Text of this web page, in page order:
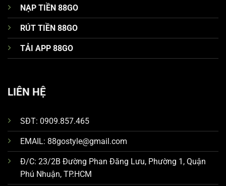
NẠP TIỀN 88GO
RÚT TIỀN 88GO
TẢI APP 88GO
LIÊN HỆ
SĐT: 0909.857.465
EMAIL: 88gostyle@gmail.com
Đ/C: 23/2B Đường Phan Đăng Lưu, Phường 1, Quận
Phú Nhuận, TP.HCM